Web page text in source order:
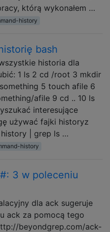
którą wykonałem …
history
bash
historia dla
1 ls 2 cd /root 3 mkdir
5 touch afile 6
afile 9 cd .. 10 ls
interesujące
używać fajki historyz
| grep ls …
history
3 w poleceniu
dla ack sugeruje
ack za pomocą tego
beyondgrep.com/ack-